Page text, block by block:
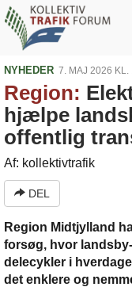
NYHEDER 7. MAJ 2026 KL.
Region:
hjælpe
offentlig
Af: kollektivtrafik
DEL
Region Midtjylland
forsøg, hvor
delecykler i
det enklere og